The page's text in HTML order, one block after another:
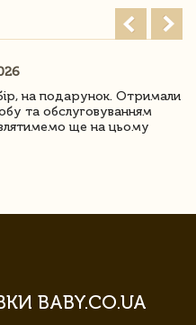
на подарунок. Отримали
та обслуговуванням
ще на цьому
BABY.CO.UA